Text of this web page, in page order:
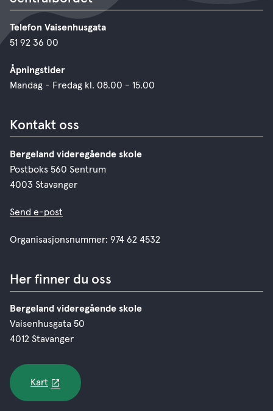
Telefon Vaisenhusgata
51 92 36 00
Åpningstider
Mandag - Fredag kl. 08.00 - 15.00
Kontakt oss
Bergeland videregående skole
Postboks 560 Sentrum
4003 Stavanger
Send e-post
Organisasjonsnummer: 974 62 4532
Her finner du oss
Bergeland videregående skole
Vaisenhusgata 50
4012 Stavanger
Kart